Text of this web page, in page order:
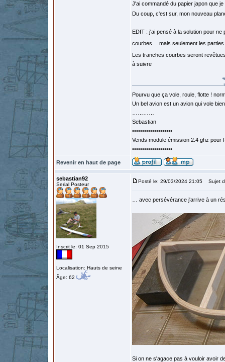
J'ai commandé du papier japon que
Du coup, c'est sur, mon nouveau
EDIT : j'ai pensé à la solution pour
courbes… mais seulement les
Les tranches courbes seront
à suivre
Pourvu que ça vole, roule, flotte !
Un bel avion est un avion qui vole
Sebastian
••••••••••••••••••••
Vends module émission 2.4 ghz
••••••••••••••••••••
Revenir en haut de page
sebastian92
Serial Posteur
Inscrit le: 01 Sep 2015
Localisation: Hauts de seine
Âge: 62
Posté le: 29/03/2024 21:05 Sujet
… avec persévérance j'arrive à un
Si on ne s'agace pas à vouloir avoir